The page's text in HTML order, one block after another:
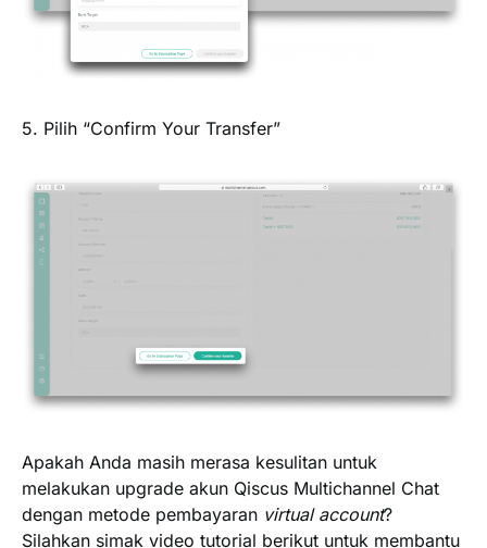
5. Pilih “Confirm Your Transfer”
Apakah Anda masih merasa kesulitan untuk
melakukan upgrade akun Qiscus Multichannel Chat
dengan metode pembayaran virtual account?
Silahkan simak video tutorial berikut untuk membantu